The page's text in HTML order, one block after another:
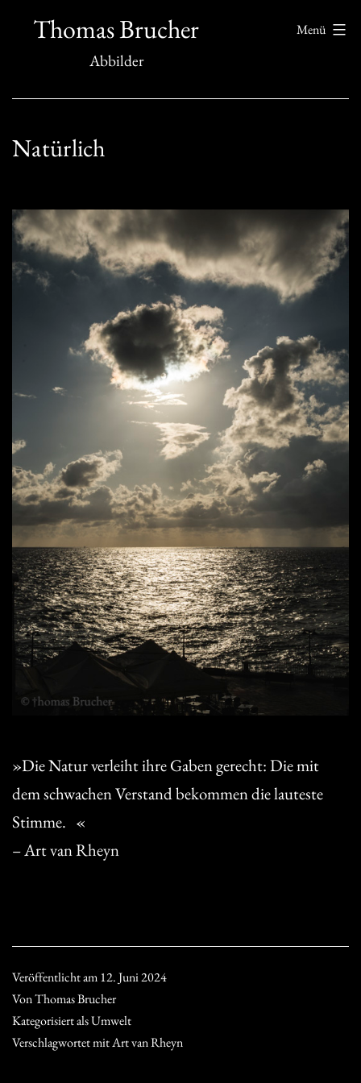
InhaltThomas Brucher
Abbilder
Menü
Natürlich
»Die Natur verleiht ihre Gaben gerecht: Die mit
dem schwachen Verstand bekommen die lauteste
Stimme. «
– Art van Rheyn
Veröffentlicht am12. Juni 2024
VonThomas Brucher
Kategorisiert alsUmwelt
Verschlagwortet mitArt van Rheyn